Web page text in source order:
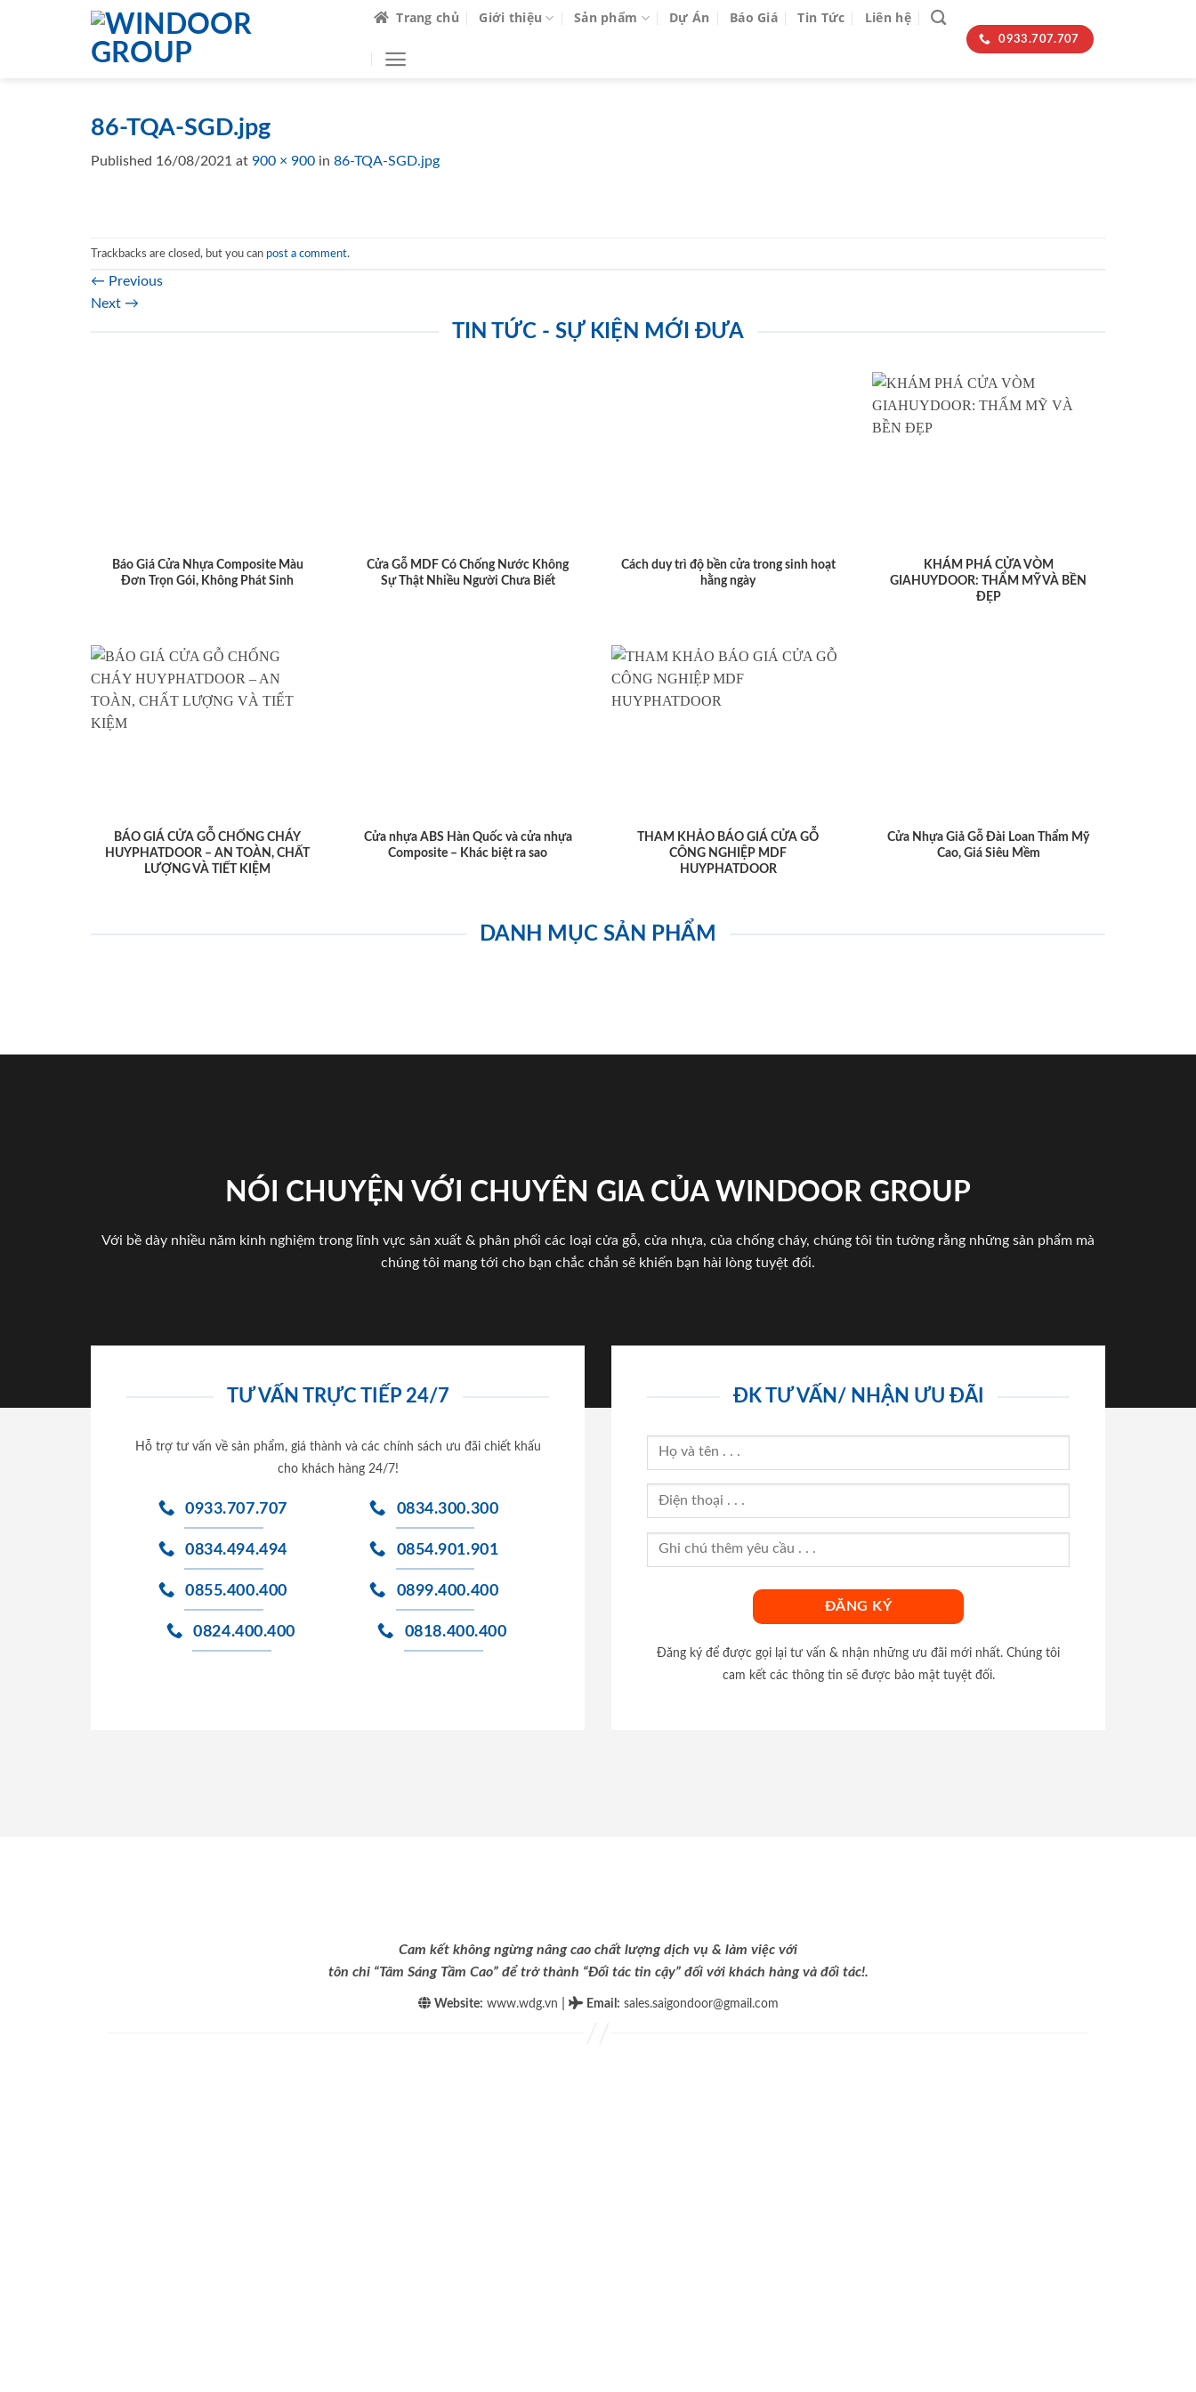
Trang chủ Giới thiệu Sản phẩm Dự Án Báo Giá Tin Tức Liên hệ
0933.707.707
86-TQA-SGD.jpg
Published 16/08/2021 at 900 × 900 in 86-TQA-SGD.jpg
Trackbacks are closed, but you can post a comment.
← Previous
Next →
TIN TỨC - SỰ KIỆN MỚI ĐƯA
Báo Giá Cửa Nhựa Composite Màu
Đơn Trọn Gói, Không Phát Sinh
Cửa Gỗ MDF Có Chống Nước Không
Sự Thật Nhiều Người Chưa Biết
Cách duy trì độ bền cửa trong sinh hoạt
hằng ngày
KHÁM PHÁ CỬA VÒM
GIAHUYDOOR: THẨM MỸ VÀ BỀN
ĐẸP
BÁO GIÁ CỬA GỖ CHỐNG CHÁY
HUYPHATDOOR – AN TOÀN, CHẤT
LƯỢNG VÀ TIẾT KIỆM
Cửa nhựa ABS Hàn Quốc và cửa nhựa
Composite – Khác biệt ra sao
THAM KHẢO BÁO GIÁ CỬA GỖ
CÔNG NGHIỆP MDF
HUYPHATDOOR
Cửa Nhựa Giả Gỗ Đài Loan Thẩm Mỹ
Cao, Giá Siêu Mềm
DANH MỤC SẢN PHẨM
NÓI CHUYỆN VỚI CHUYÊN GIA CỦA WINDOOR GROUP
Với bề dày nhiều năm kinh nghiệm trong lĩnh vực sản xuất & phân phối các loại cửa gỗ, cửa nhựa, của chống cháy, chúng tôi tin tưởng rằng những sản phẩm mà
chúng tôi mang tới cho bạn chắc chắn sẽ khiến bạn hài lòng tuyệt đối.
TƯ VẤN TRỰC TIẾP 24/7
Hỗ trợ tư vấn về sản phẩm, giá thành và các chính sách ưu đãi chiết khấu
cho khách hàng 24/7!
0933.707.707
0834.494.494
0855.400.400
0824.400.400
0834.300.300
0854.901.901
0899.400.400
0818.400.400
ĐK TƯ VẤN/ NHẬN ƯU ĐÃI
Đăng ký để được gọi lại tư vấn & nhận những ưu đãi mới nhất. Chúng tôi
cam kết các thông tin sẽ được bảo mật tuyệt đối.
Cam kết không ngừng nâng cao chất lượng dịch vụ & làm việc với
tôn chỉ “Tâm Sáng Tầm Cao” để trở thành “Đối tác tin cậy” đối với khách hàng và đối tác!.
Website: www.wdg.vn Email : sales.saigondoor@gmail.com